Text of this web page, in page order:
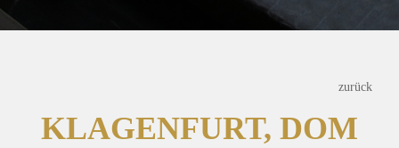
zurück
KLAGENFURT, DOM